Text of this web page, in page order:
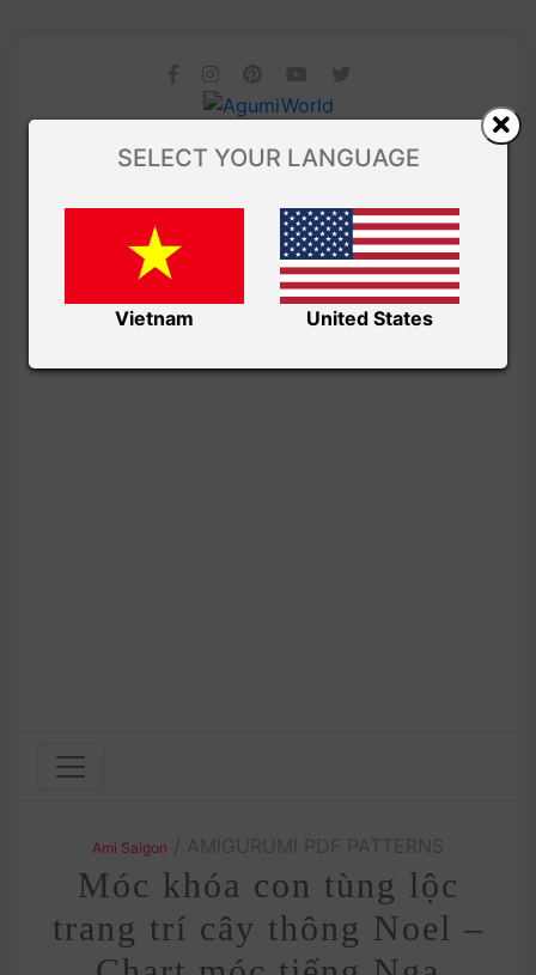
Ami Saigon
Móc khóa con tùng lộc
trang trí cây thông Noel –
SELECT YOUR LANGUAGE
Vietnam United States